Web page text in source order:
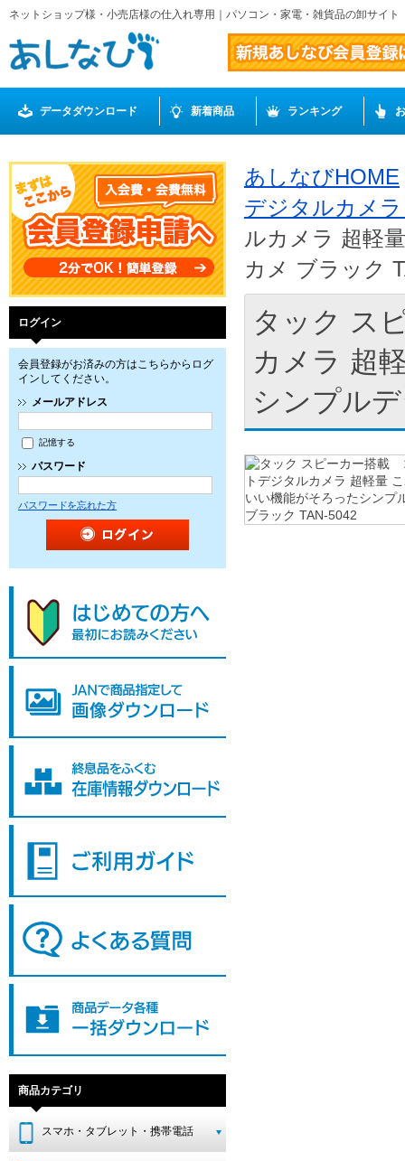
ネットショップ様・小売店様の仕入れ専用｜パソコン・家電・雑貨品の卸サイ
データダウンロード 新着商品 ランキング
ログイン
会員登録がお済みの方はこちらからログ
インしてください。
メールアドレス
記憶する
パスワード
パスワードを忘れた方
商品カテゴリ
スマホ・タブレット・携帯電話
あしなびHOME
デジタルカメ
ルカメラ 超軽
カメ ブラック
タック ス
カメラ 超
シンプル